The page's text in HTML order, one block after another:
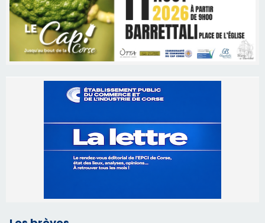
06/08/2026 15:57
Ucciani – Marché des producteurs à Cruculi le
Corte – L’association A Nuciola organise une
projection sous les étoiles